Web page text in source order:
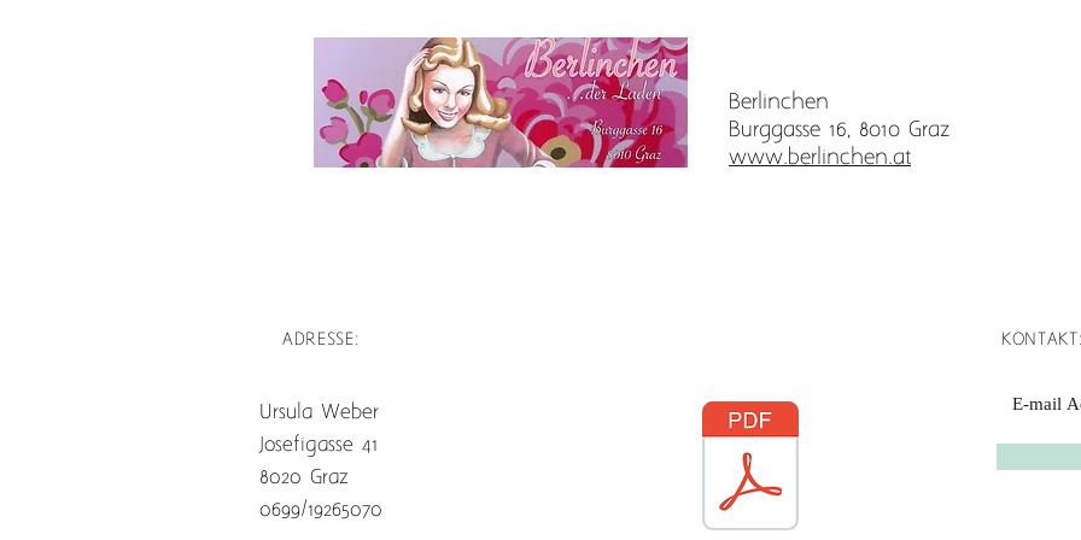
Berlinchen
Burggasse 16, 8010 Graz
www.berlinchen.at
ADRESSE:
Ursula Weber
Josefigasse 41
8020 Graz
0699/19265070
KONTAKT: